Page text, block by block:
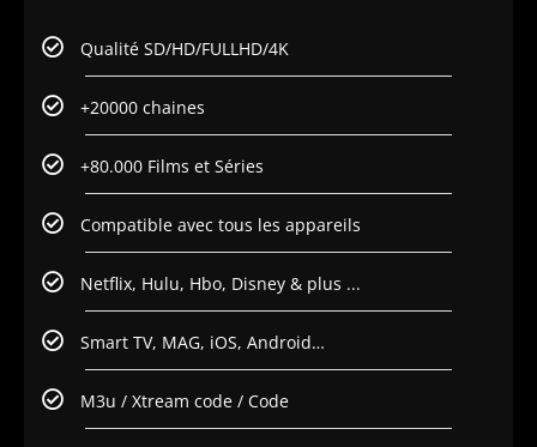
Qualité SD/HD/FULLHD/4K
+20000 chaines
+80.000 Films et Séries
Compatible avec tous les appareils
Netflix, Hulu, Hbo, Disney & plus ...
Smart TV, MAG, iOS, Android…
M3u / Xtream code / Code